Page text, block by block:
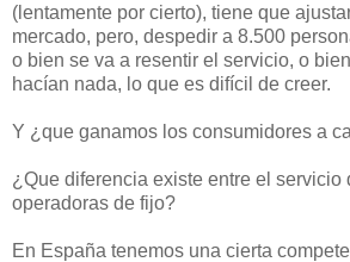
(lentamente por cierto), tiene que
mercado, pero, despedir a 8.500
o bien se va a resentir el servicio, o
hacían nada, lo que es difícil de creer.
Y ¿que ganamos los consumidores a
¿Que diferencia existe entre el servicio
operadoras de fijo?
En España tenemos una cierta